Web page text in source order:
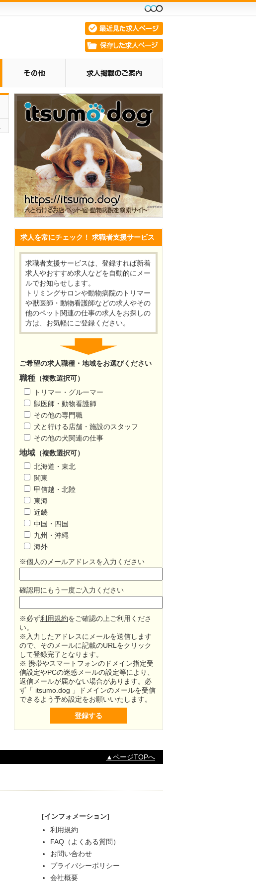
求人を常にチェック！ 求職者支援サービス
求職者支援サービスは、登録すれば新着
求人やおすすめ求人などを自動的にメー
ルでお知らせします。
トリミングサロンや動物病院のトリマー
や獣医師・動物看護師などの求人やその
他のペット関連の仕事の求人をお探しの
方は、お気軽にご登録ください。
ご希望の求人職種・地域をお選びください
職種 （複数選択可）
トリマー・グルーマー
獣医師・動物看護師
その他の専門職
犬と行ける店舗・施設のスタッフ
その他の犬関連の仕事
地域 （複数選択可）
北海道・東北
関東
甲信越・北陸
東海
近畿
中国・四国
九州・沖縄
海外
※個人のメールアドレスを入力ください
確認用にもう一度ご入力ください
※必ず利用規約をご確認の上ご利用くださ
い。
※入力したアドレスにメールを送信します
ので、そのメールに記載のURLをクリック
して登録完了となります。
※ 携帯やスマートフォンのドメイン指定受
信設定やPCの迷惑メールの設定等により、
返信メールが届かない場合があります。必
ず「 itsumo.dog 」ドメインのメールを受信
できるよう予め設定をお願いいたします。
▲ページTOPへ
[インフォメーション]
利用規約
FAQ（よくある質問）
お問い合わせ
プライバシーポリシー
会社概要